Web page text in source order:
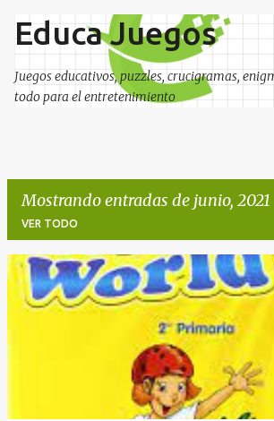
Ir al contenido principal
Educa Juegos
Juegos educativos, puzzles, crucigramas,
todo para el entretenimiento
Mostrando entradas de junio, 2021
VER TODO
E
n
t